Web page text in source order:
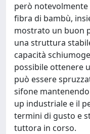
però notevolmente
fibra di bambù,
mostrato un buon
una struttura
capacità
possibile ottenere
può essere
sifone
up industriale e il
termini di gusto e
tuttora in corso.